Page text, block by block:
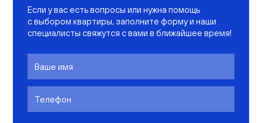
Если у вас есть вопросы или нужна помощь
с выбором квартиры, заполните форму и наши
специалисты свяжутся с вами в ближайшее время!